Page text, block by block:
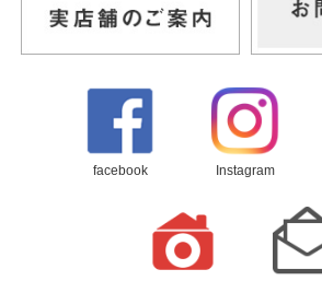
facebook Instagram